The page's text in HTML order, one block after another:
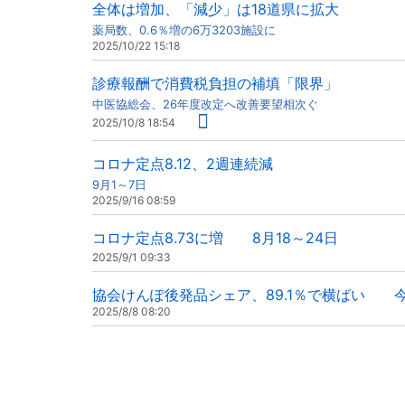
全体は増加、「減少」は18道県に拡大
薬局数、0.6％増の6万3203施設に
2025/10/22 15:18
診療報酬で消費税負担の補填「限界」
中医協総会、26年度改定へ改善要望相次ぐ
2025/10/8 18:54
コロナ定点8.12、2週連続減
9月1～7日
2025/9/16 08:59
コロナ定点8.73に増 8月18～24日
2025/9/1 09:33
協会けんぽ後発品シェア、89.1％で横ばい
2025/8/8 08:20